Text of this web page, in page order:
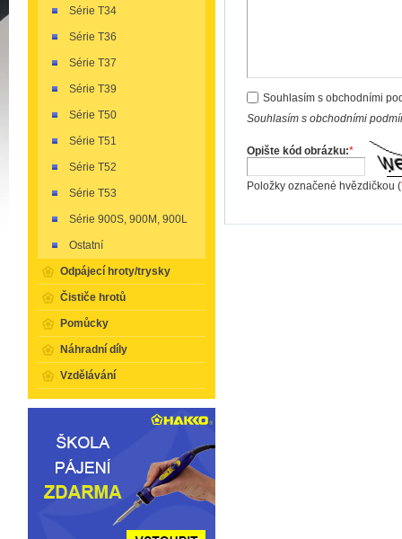
Souhlasím s obchodními
Souhlasím s obchodními
Opište kód obrázku:*
Položky označené hvězdičkou (
Série T34
Série T36
Série T37
Série T39
Série T50
Série T51
Série T52
Série T53
Série 900S, 900M, 900L
Ostatní
Odpájecí hroty/trysky
Čističe hrotů
Pomůcky
Náhradní díly
Vzdělávání